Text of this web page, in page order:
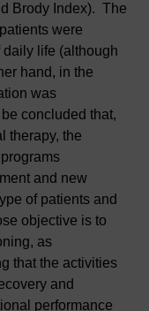
Brody Index). The
were
life (although
hand, in the
was
concluded that,
therapy, the
and new
of patients and
objective is to
as
that the activities
and
performance